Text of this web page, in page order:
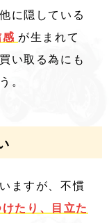
に隠している
感 が生まれて
い取る為にも
。
ますが、不慣
たり、目立た